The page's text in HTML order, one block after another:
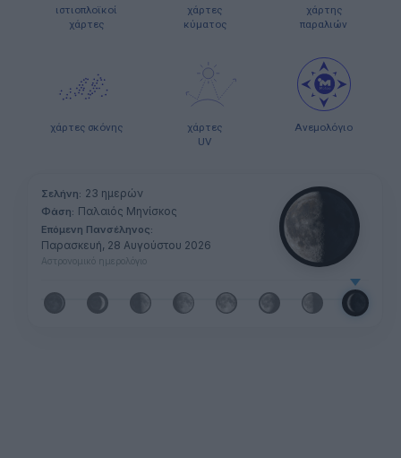
ιστιοπλοϊκοί
χάρτες
χάρτες
κύματος
χάρτης
παραλιών
χάρτες σκόνης
χάρτες
UV
Ανεμολόγιο
Σελήνη: 23 ημερών
Φάση: Παλαιός Μηνίσκος
Επόμενη Πανσέληνος:
Παρασκευή, 28 Αυγούστου 2026
Αστρονομικό ημερολόγιο